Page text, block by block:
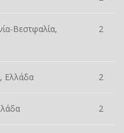
Βεστφαλία,
2
Ελλάδα 2
2